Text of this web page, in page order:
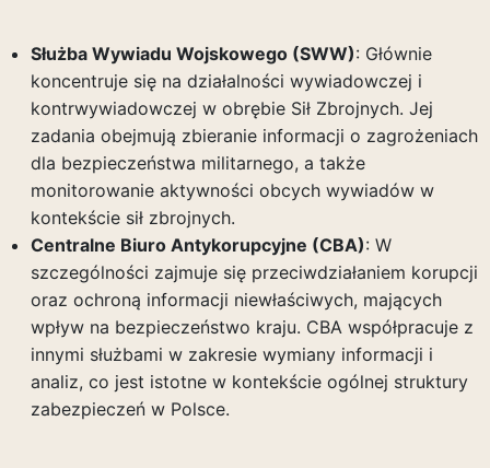
Służba Wywiadu Wojskowego (SWW): Głównie
koncentruje się na działalności wywiadowczej i
kontrwywiadowczej w obrębie Sił Zbrojnych. Jej
zadania obejmują zbieranie informacji o zagrożeniach
dla bezpieczeństwa militarnego, a także
monitorowanie aktywności obcych wywiadów w
kontekście sił zbrojnych.
Centralne Biuro Antykorupcyjne (CBA): W
szczególności zajmuje się przeciwdziałaniem korupcji
oraz ochroną informacji niewłaściwych, mających
wpływ na bezpieczeństwo kraju. CBA współpracuje z
innymi służbami w zakresie wymiany informacji i
analiz, co jest istotne w kontekście ogólnej struktury
zabezpieczeń w Polsce.